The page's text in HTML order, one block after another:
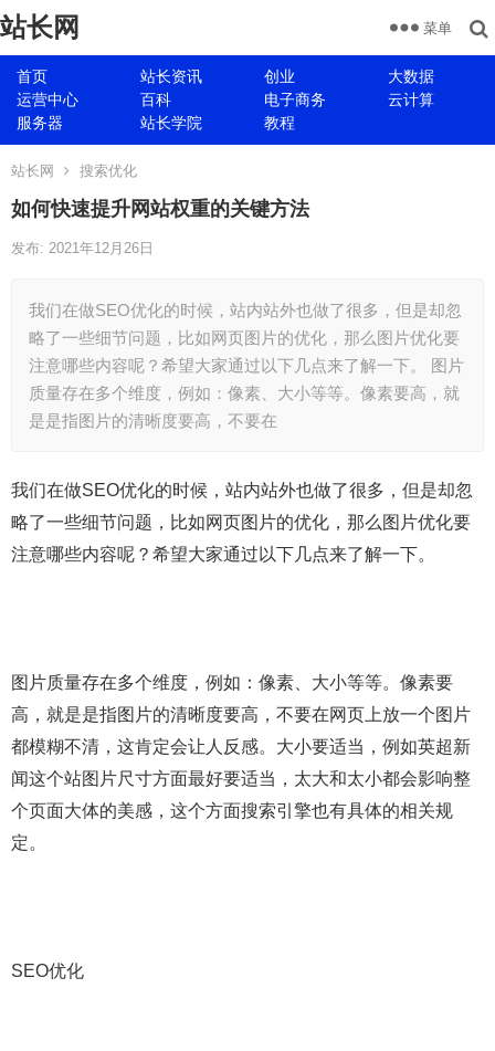
站长网
首页 站长资讯 创业
大数据
运营中心
百科 电子商务
云计算
服务器
站长学院 教程
菜单
站长网 搜索优化
如何快速提升网站权重的关键方法
发布: 2021年12月26日
我们在做SEO优化的时候，站内站外也做了很多，但是却忽
略了一些细节问题，比如网页图片的优化，那么图片优化要
注意哪些内容呢？希望大家通过以下几点来了解一下。 图片
质量存在多个维度，例如：像素、大小等等。像素要高，就
是是指图片的清晰度要高，不要在
我们在做SEO优化的时候，站内站外也做了很多，但是却忽
略了一些细节问题，比如网页图片的优化，那么图片优化要
注意哪些内容呢？希望大家通过以下几点来了解一下。
图片质量存在多个维度，例如：像素、大小等等。像素要
高，就是是指图片的清晰度要高，不要在网页上放一个图片
都模糊不清，这肯定会让人反感。大小要适当，例如英超新
闻这个站图片尺寸方面最好要适当，太大和太小都会影响整
个页面大体的美感，这个方面搜索引擎也有具体的相关规
定。
SEO优化